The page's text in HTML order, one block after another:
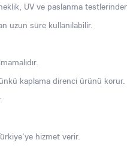
UV ve paslanma
uzun süre kullanılabilir.
kaplama direnci ürünü korur.
hizmet verir.